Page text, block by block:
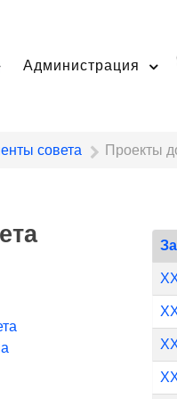
Администрация
совета Проекты